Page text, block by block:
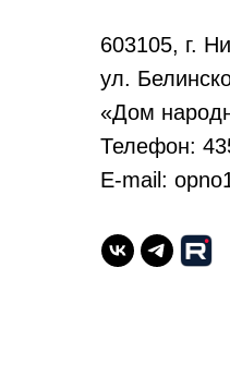
603105, г.
ул.
«Дом
Телефон:
E-mail: